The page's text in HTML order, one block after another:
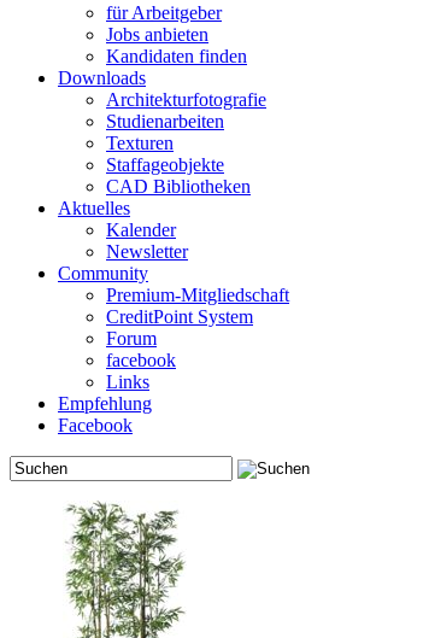
für Arbeitgeber
Jobs anbieten
Kandidaten finden
Downloads
Architekturfotografie
Studienarbeiten
Texturen
Staffageobjekte
CAD Bibliotheken
Aktuelles
Kalender
Newsletter
Community
Premium-Mitgliedschaft
CreditPoint System
Forum
facebook
Links
Empfehlung
Facebook